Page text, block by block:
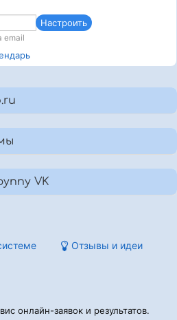
Настроить
email
VK
Отзывы и идеи
онлайн-заявок и результатов.